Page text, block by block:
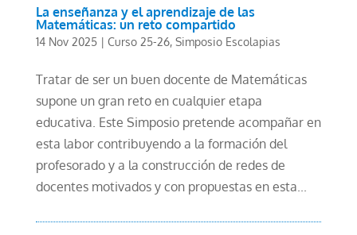
La enseñanza y el aprendizaje de las
Matemáticas: un reto compartido
14 Nov 2025| Curso 25-26, Simposio Escolapias
Tratar de ser un buen docente de Matemáticas
supone un gran reto en cualquier etapa
educativa. Este Simposio pretende acompañar en
esta labor contribuyendo a la formación del
profesorado y a la construcción de redes de
docentes motivados y con propuestas en esta...